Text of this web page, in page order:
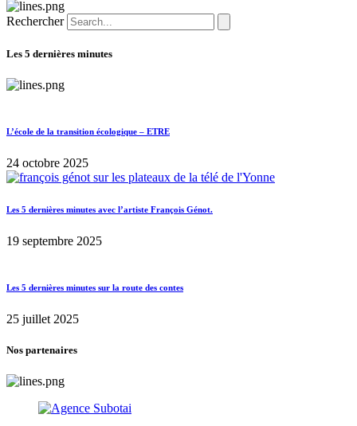
Rechercher
Les 5 dernières minutes
L’école de la transition écologique – ETRE
24 octobre 2025
Les 5 dernières minutes avec l’artiste François Génot.
19 septembre 2025
Les 5 dernières minutes sur la route des contes
25 juillet 2025
Nos partenaires